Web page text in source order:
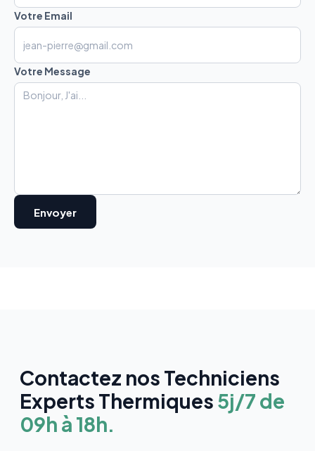
Votre Email
Votre Message
Contactez nos Techniciens
Experts Thermiques 5j/7 de
09h à 18h.